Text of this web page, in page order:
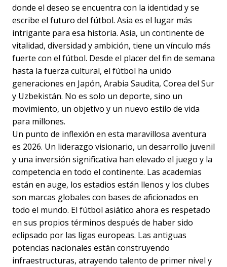
donde el deseo se encuentra con la identidad y se
escribe el futuro del fútbol. Asia es el lugar más
intrigante para esa historia. Asia, un continente de
vitalidad, diversidad y ambición, tiene un vínculo más
fuerte con el fútbol. Desde el placer del fin de semana
hasta la fuerza cultural, el fútbol ha unido
generaciones en Japón, Arabia Saudita, Corea del Sur
y Uzbekistán. No es solo un deporte, sino un
movimiento, un objetivo y un nuevo estilo de vida
para millones.
Un punto de inflexión en esta maravillosa aventura
es 2026. Un liderazgo visionario, un desarrollo juvenil
y una inversión significativa han elevado el juego y la
competencia en todo el continente. Las academias
están en auge, los estadios están llenos y los clubes
son marcas globales con bases de aficionados en
todo el mundo. El fútbol asiático ahora es respetado
en sus propios términos después de haber sido
eclipsado por las ligas europeas. Las antiguas
potencias nacionales están construyendo
infraestructuras, atrayendo talento de primer nivel y